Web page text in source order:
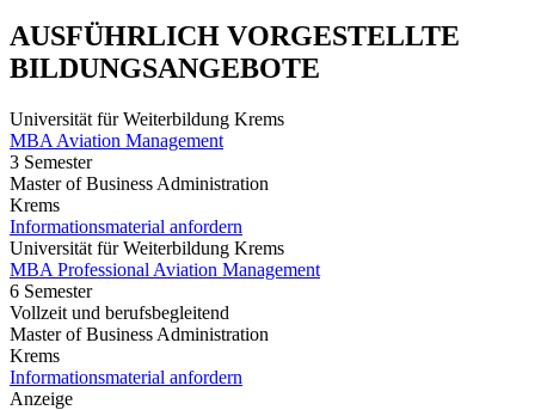
AUSFÜHRLICH VORGESTELLTE
BILDUNGSANGEBOTE
Universität für Weiterbildung Krems
MBA Aviation Management
3 Semester
Master of Business Administration
Krems
Informationsmaterial anfordern
Universität für Weiterbildung Krems
MBA Professional Aviation Management
6 Semester
Vollzeit und berufsbegleitend
Master of Business Administration
Krems
Informationsmaterial anfordern
Anzeige